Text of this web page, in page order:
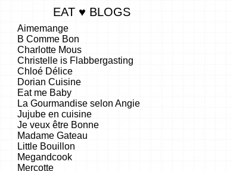
EAT ♥ BLOGS
Aimemange
B Comme Bon
Charlotte Mous
Christelle is Flabbergasting
Chloé Délice
Dorian Cuisine
Eat me Baby
La Gourmandise selon Angie
Jujube en cuisine
Je veux être Bonne
Madame Gateau
Little Bouillon
Megandcook
Mercotte